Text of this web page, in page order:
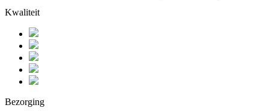
Kwaliteit
Bezorging